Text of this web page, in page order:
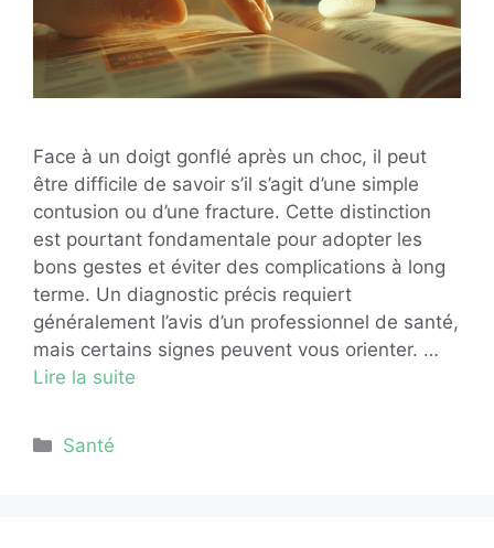
Face à un doigt gonflé après un choc, il peut
être difficile de savoir s’il s’agit d’une simple
contusion ou d’une fracture. Cette distinction
est pourtant fondamentale pour adopter les
bons gestes et éviter des complications à long
terme. Un diagnostic précis requiert
généralement l’avis d’un professionnel de santé,
mais certains signes peuvent vous orienter. …
Lire la suite
Catégories
Santé